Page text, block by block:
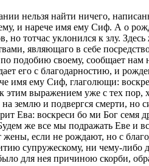
нельзя найти ничего,
и нарече имя ему Сиф. А о
но тотчас уклонился к злу.
являющаго в себе
подобию своему, сообщает
его с благодарностию, и
имя ему Сиф, глаголющи:
этим выражением уже с тех
землю и подвергся смерти,
Ева: воскреси бо ми Бог
же все мы подражать Еве и
если не рождают, но с
супружескому, ни чему-либо
для нея причиною скорби,